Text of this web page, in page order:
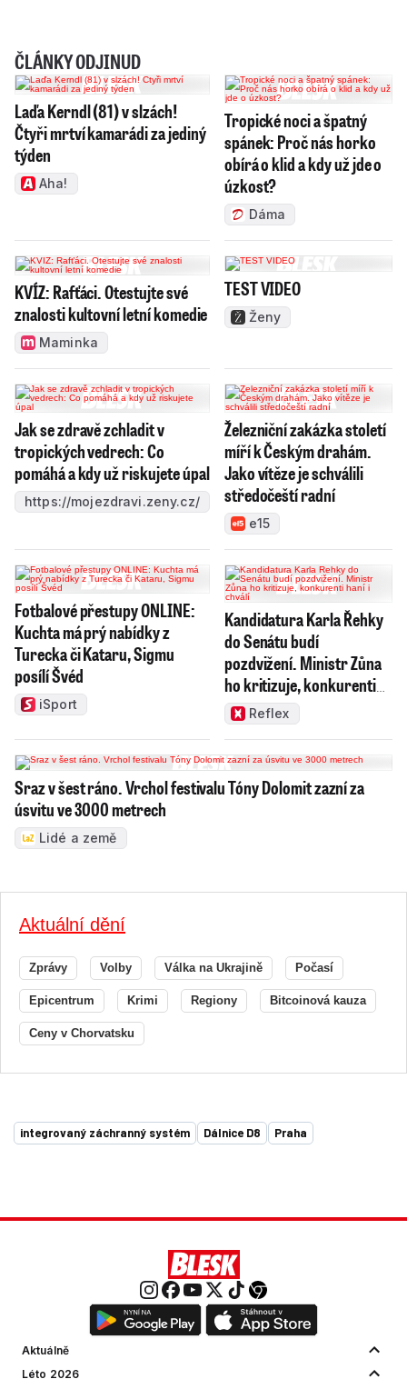
ČLÁNKY ODJINUD
Laďa Kerndl (81) v slzách!
Čtyři mrtví kamarádi za jediný
týden
Aha!
Tropické noci a špatný
spánek: Proč nás horko
obírá o klid a kdy už jde o
úzkost?
Dáma
KVÍZ: Rafťáci. Otestujte své
znalosti kultovní letní komedie
Maminka
TEST VIDEO
Ženy
Jak se zdravě zchladit v
tropických vedrech: Co
pomáhá a kdy už riskujete úpal
https://mojezdravi.zeny.cz/
Železniční zakázka století
míří k Českým drahám.
Jako vítěze je schválili
středočeští radní
e15
Fotbalové přestupy ONLINE:
Kuchta má prý nabídky z
Turecka či Kataru, Sigmu
posílí Švéd
iSport
Kandidatura Karla Řehky
do Senátu budí
pozdvižení. Ministr Zůna
ho kritizuje, konkurenti
haní i chválí
Reflex
Sraz v šest ráno. Vrchol festivalu Tóny Dolomit zazní za
úsvitu ve 3000 metrech
Lidé a země
Aktuální dění
Zprávy Volby Válka na Ukrajině Počasí
Epicentrum Krimi Regiony Bitcoinová kauza
Ceny v Chorvatsku
integrovaný záchranný systém Dálnice D8 Praha
Aktuálně
Léto 2026